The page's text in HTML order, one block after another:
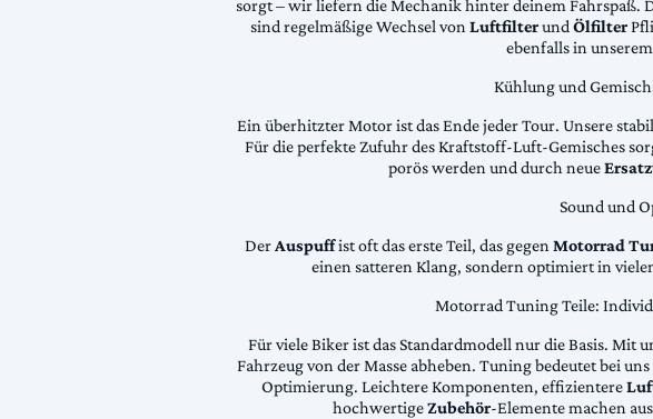
sorgt – wir liefern die Mechanik hinter deinem Fahrspaß.
sind regelmäßige Wechsel vonLuftfilterundÖlfilter
ebenfalls in
Kühlung und
Ein überhitzter Motor ist das Ende jeder Tour. Unsere
Für die perfekte Zufuhr des Kraftstoff-Luft-Gemisches
porös werden und durch neue
Sound und
DerAuspuffist oft das erste Teil, das gegenMotorrad
einen satteren Klang, sondern optimiert in
Motorrad Tuning Teile:
Für viele Biker ist das Standardmodell nur die Basis. Mit
Fahrzeug von der Masse abheben. Tuning bedeutet bei
Optimierung. Leichtere Komponenten, effizientere
hochwertigeZubehör-Elemente machen